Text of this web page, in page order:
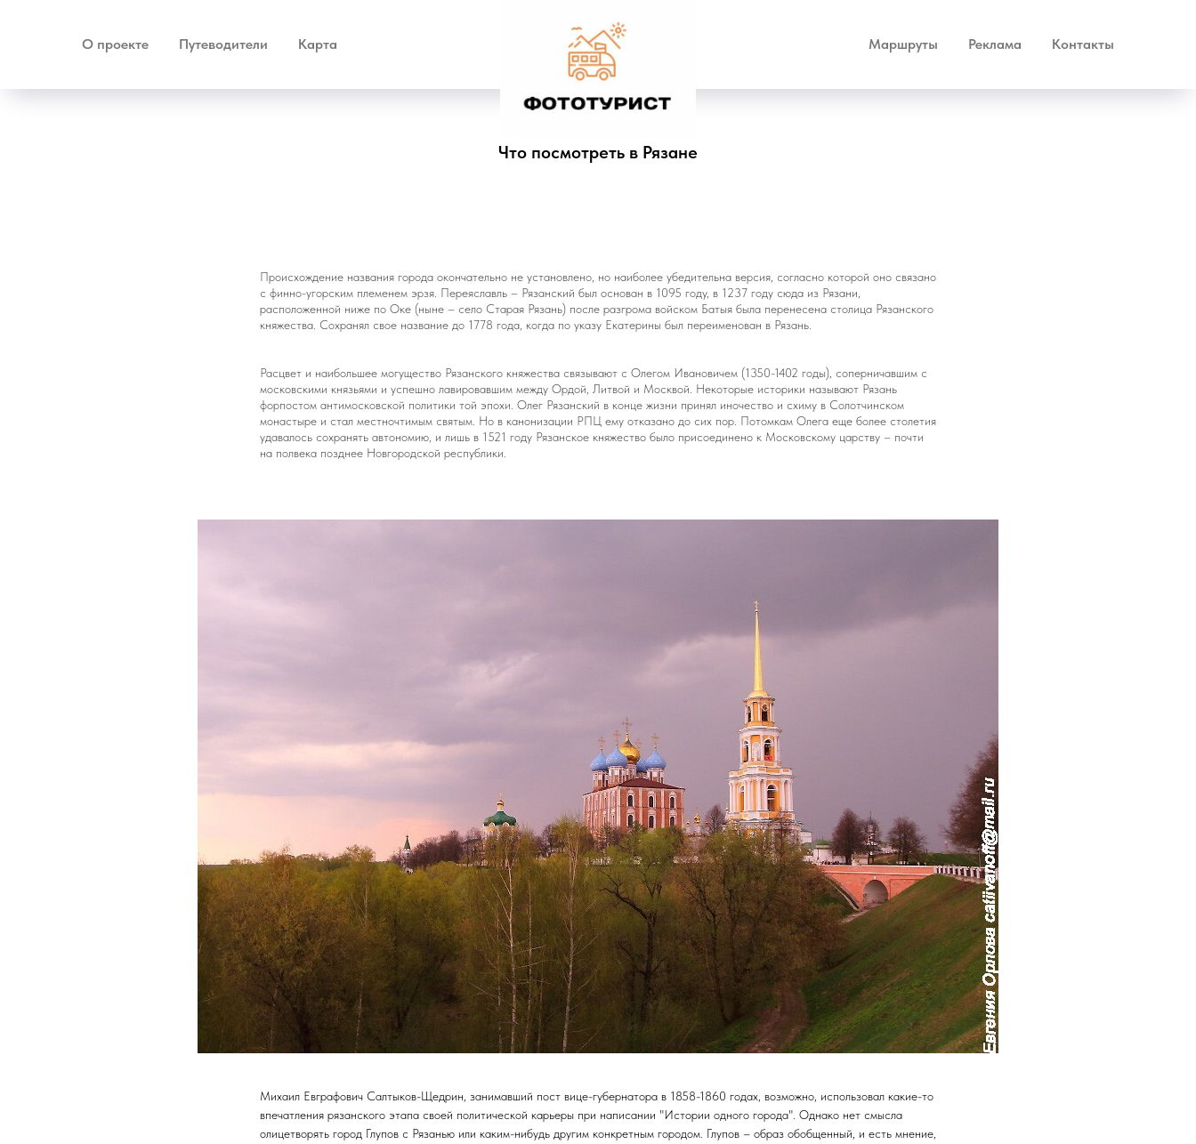
О проекте Путеводители Карта Маршруты Реклама Контакты
Что посмотреть в Рязане
Происхождение названия города окончательно не установлено, но наиболее убедительна версия, согласно которой оно связано
с финно-угорским племенем эрзя. Переяславль – Рязанский был основан в 1095 году, в 1237 году сюда из Рязани,
расположенной ниже по Оке (ныне – село Старая Рязань) после разгрома войском Батыя была перенесена столица Рязанского
княжества. Сохранял свое название до 1778 года, когда по указу Екатерины был переименован в Рязань.
Расцвет и наибольшее могущество Рязанского княжества связывают с Олегом Ивановичем (1350-1402 годы), соперничавшим с
московскими князьями и успешно лавировавшим между Ордой, Литвой и Москвой. Некоторые историки называют Рязань
форпостом антимосковской политики той эпохи. Олег Рязанский в конце жизни принял иночество и схиму в Солотчинском
монастыре и стал местночтимым святым. Но в канонизации РПЦ ему отказано до сих пор. Потомкам Олега еще более столетия
удавалось сохранять автономию, и лишь в 1521 году Рязанское княжество было присоединено к Московскому царству – почти
на полвека позднее Новгородской республики.
Михаил Евграфович Салтыков-Щедрин, занимавший пост вице-губернатора в 1858-1860 годах, возможно, использовал какие-то
впечатления рязанского этапа своей политической карьеры при написании "Истории одного города". Однако нет смысла
олицетворять город Глупов с Рязанью или каким-нибудь другим конкретным городом. Глупов – образ обобщенный, и есть мнение,